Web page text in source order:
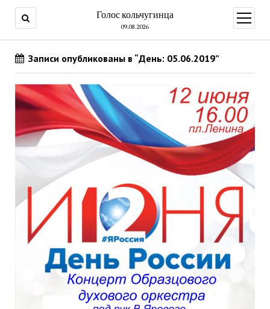
Голос кольчугинца
09.08.2026
меню
Записи опубликованы в “День: 05.06.2019”